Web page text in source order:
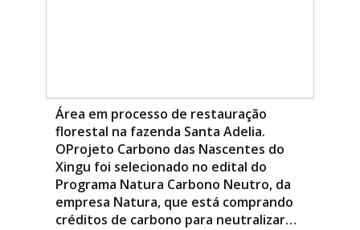
Área em processo de restauração
florestal na fazenda Santa Adelia.
OProjeto Carbono das Nascentes do
Xingu foi selecionado no edital do
Programa Natura Carbono Neutro, da
empresa Natura, que está comprando
créditos de carbono para neutralizar…